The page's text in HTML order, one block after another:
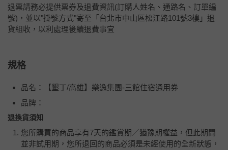
退票請務必提供票券及退費資訊(訂購人姓名、通路名、訂單編
號)，並以"掛號方式"寄至「台北市中山區松江路101號3樓」退
貨組收，以利處理後續退費事宜
規格
品名：【墾丁/高雄】樂逸集團-三館住宿通用券
品牌：
退換貨須知
您所購買的商品享有7天的鑑賞期／猶豫期權益，但此期間
並非試用期，您所退回的商品必須是未經使用的全新狀態，